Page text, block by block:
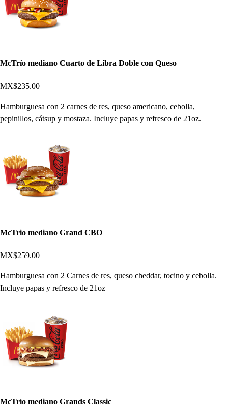
McTrío mediano Cuarto de Libra Doble con Queso
MX$235.00
Hamburguesa con 2 carnes de res, queso americano, cebolla,
pepinillos, cátsup y mostaza. Incluye papas y refresco de 21oz.
McTrio mediano Grand CBO
MX$259.00
Hamburguesa con 2 Carnes de res, queso cheddar, tocino y cebolla.
Incluye papas y refresco de 21oz
McTrío mediano Grands Classic